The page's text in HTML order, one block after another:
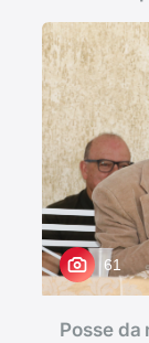
61
Posse da